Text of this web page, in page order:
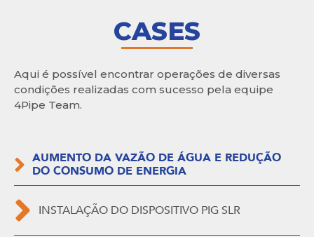
CASES
Aqui é possível encontrar operações de diversas
condições realizadas com sucesso pela equipe
4Pipe Team.
AUMENTO DA VAZÃO DE ÁGUA E REDUÇÃO
DO CONSUMO DE ENERGIA
INSTALAÇÃO DO DISPOSITIVO PIG SLR